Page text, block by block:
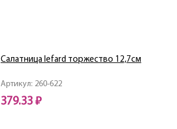
Артикул: 260-622
Салатница lefard торжество 12,7см
379.33 ₽